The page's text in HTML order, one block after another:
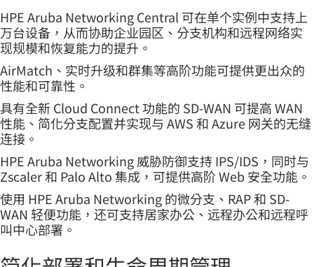
HPE Aruba Networking Central 可在单个实例中支持上
万台设备，从而协助企业园区、分支机构和远程网络实
现规模和恢复能力的提升。
AirMatch、实时升级和群集等高阶功能可提供更出众的
性能和可靠性。
具有全新 Cloud Connect 功能的 SD-WAN 可提高 WAN
性能、简化分支配置并实现与 AWS 和 Azure 网关的无缝
连接。
HPE Aruba Networking 威胁防御支持 IPS/IDS，同时与
Zscaler 和 Palo Alto 集成，可提供高阶 Web 安全功能。
使用 HPE Aruba Networking 的微分支、RAP 和 SD-
WAN 轻便功能，还可支持居家办公、远程办公和远程呼
叫中心部署。